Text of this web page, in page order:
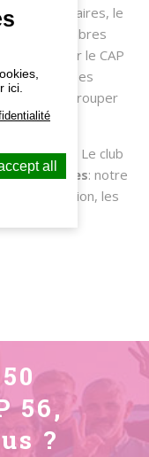
d’affaires, le
. Nos membres
découvrir le CAP
des soirées
à regrouper
business
. Le club
: notre
les
clientèle
56,
?
ici.
all